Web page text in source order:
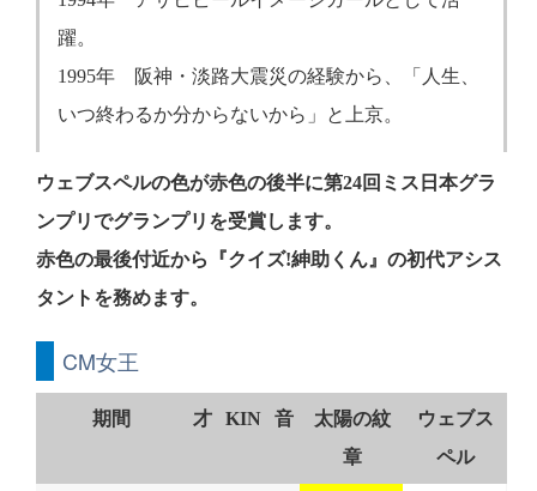
躍。
1995年 阪神・淡路大震災の経験から、「人生、
いつ終わるか分からないから」と上京。
ウェブスペルの色が赤色の後半に第24回ミス日本グラ
ンプリでグランプリを受賞します。
赤色の最後付近から『クイズ!紳助くん』の初代アシス
タントを務めます。
CM女王
期間 才 KIN 音
太陽の紋
章
ウェブス
ペル